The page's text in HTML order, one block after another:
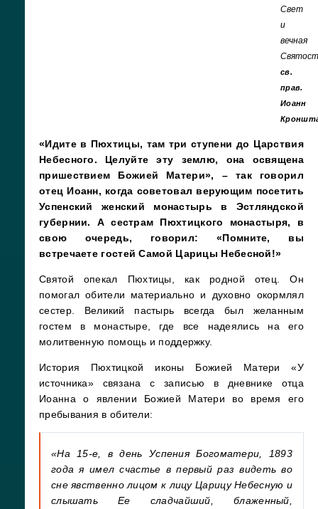
Свет
и
вечная
св.
прав.
Иоанн
«Идите в Пюхтицы, там три ступени до Царствия
Небесного. Целуйте эту землю, она освящена
пришествием Божией Матери», – так говорил
отец Иоанн, когда советовал верующим посетить
Успенский женский монастырь в Эстляндской
губернии. А сестрам Пюхтицкого монастыря, в
свою очередь, говорил: «Помните, вы
встречаете гостей Самой Царицы Небесной!»
Святой опекал Пюхтицы, как родной отец. Он
помогал обители материально и духовно окормлял
сестер. Великий пастырь всегда был желанным
гостем в монастыре, где все надеялись на его
молитвенную помощь и поддержку.
История Пюхтицкой иконы Божией Матери «У
источника» связана с записью в дневнике отца
Иоанна о явлении Божией Матери во время его
пребывания в обители:
«На 15-е, в день Успения Богоматери, 1893
года я имел счастье в первый раз видеть во
сне явственно лицом к лицу Царицу Небесную и
слышать Ее сладчайший, блаженный,